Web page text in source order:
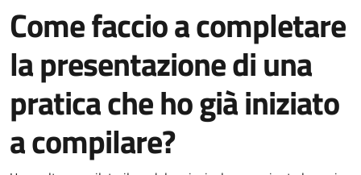
Come faccio a completare
la presentazione di una
pratica che ho già iniziato
a compilare?